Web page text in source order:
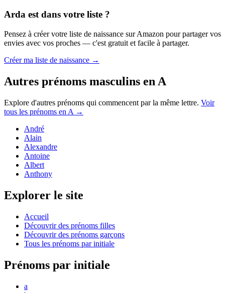
Arda est dans votre liste ?
Pensez à créer votre liste de naissance sur Amazon pour partager vos
envies avec vos proches — c'est gratuit et facile à partager.
Créer ma liste de naissance →
Autres prénoms masculins en A
Explore d'autres prénoms qui commencent par la même lettre. Voir
tous les prénoms en A →
André
Alain
Alexandre
Antoine
Albert
Anthony
Explorer le site
Accueil
Découvrir des prénoms filles
Découvrir des prénoms garçons
Tous les prénoms par initiale
Prénoms par initiale
a